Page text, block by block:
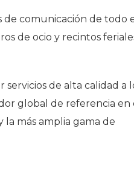
comunicación de todo
de ocio y recintos
de alta calidad a
global de referencia en
más amplia gama de